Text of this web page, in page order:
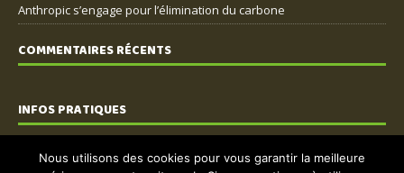
Anthropic s’engage pour l’élimination du carbone
COMMENTAIRES RÉCENTS
INFOS PRATIQUES
Nous contacter
Nous utilisons des cookies pour vous garantir la meilleure